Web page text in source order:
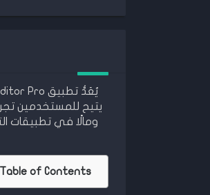
يتيح للمستخدمين
ومالًا في تطبيقات
Table of Contents